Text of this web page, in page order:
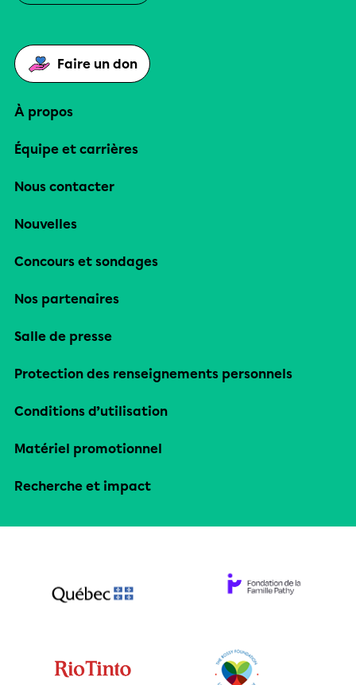
Faire un don
À propos
Équipe et carrières
Nous contacter
Nouvelles
Concours et sondages
Nos partenaires
Salle de presse
Protection des renseignements personnels
Conditions d’utilisation
Matériel promotionnel
Recherche et impact